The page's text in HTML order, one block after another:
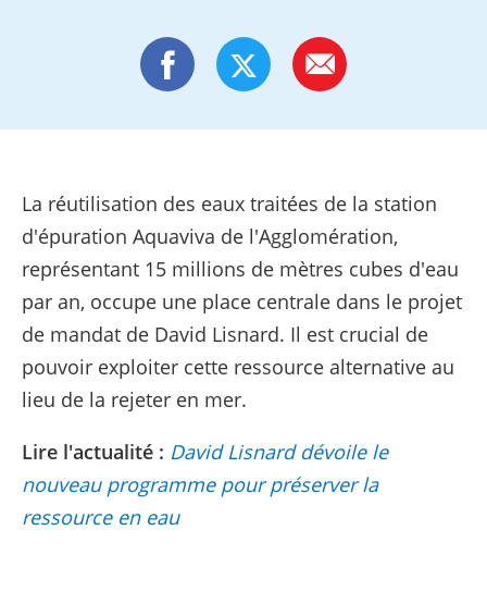
La réutilisation des eaux traitées de la station
d'épuration Aquaviva de l'Agglomération,
représentant 15 millions de mètres cubes d'eau
par an, occupe une place centrale dans le projet
de mandat de David Lisnard. Il est crucial de
pouvoir exploiter cette ressource alternative au
lieu de la rejeter en mer.
Lire l'actualité : David Lisnard dévoile le
nouveau programme pour préserver la
ressource en eau